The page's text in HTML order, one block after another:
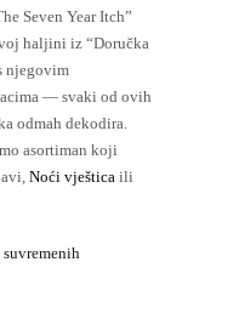
Seven Year Itch”
haljini iz “Doručka
njegovim
— svaki od ovih
odmah dekodira.
asortiman koji
Noći vještica ili